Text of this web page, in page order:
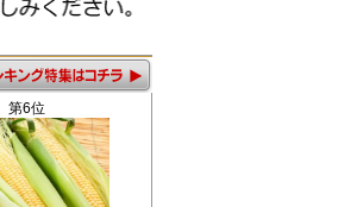
第6位